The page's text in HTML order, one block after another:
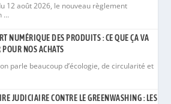
12 août 2026, le nouveau règlement
…
NUMÉRIQUE DES PRODUITS : CE QUE ÇA VA
POUR NOS ACHATS
parle beaucoup d’écologie, de circularité et
JUDICIAIRE CONTRE LE GREENWASHING : LES